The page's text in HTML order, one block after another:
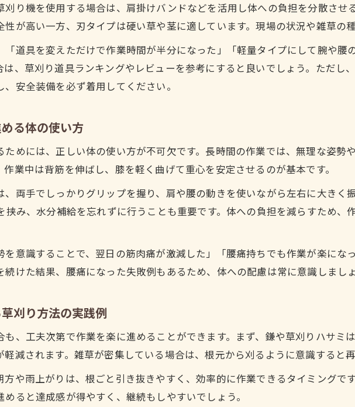
草刈りで安全を確保するための基本的な方法
事故防止のための草刈りのやり方と注意点
悪天候時の草刈り方法とリスク回避策
傾斜地で使える草刈り楽な道具の選び方
急斜面草刈り方法と作業時の体の使い方
り機を使用する場合は、肩掛けバンドなどを活用し体への負担を分散さ
が高い一方、刃タイプは硬い草や茎に適しています。現場の状況や雑草の
「道具を変えただけで作業時間が半分になった」「軽量タイプにして腕や
、草刈り道具ランキングやレビューを参考にすると良いでしょう。ただし
安全装備を必ず着用してください。
る体の使い方
ためには、正しい体の使い方が不可欠です。長時間の作業では、無理な姿勢
業中は背筋を伸ばし、膝を軽く曲げて重心を安定させるのが基本です。
両手でしっかりグリップを握り、肩や腰の動きを使いながら左右に大きく
挟み、水分補給を忘れずに行うことも重要です。体への負担を減らすため
意識することで、翌日の筋肉痛が激減した」「腰痛持ちでも作業が楽にな
続けた結果、腰痛になった失敗例もあるため、体への配慮は常に意識しまし
刈り方法の実践例
、工夫次第で作業を楽に進めることができます。まず、鎌や草刈りハサミ
軽減されます。雑草が密集している場合は、根元から刈るように意識すると
方や雨上がりは、根ごと引き抜きやすく、効率的に作業できるタイミングで
ると達成感が得やすく、継続もしやすいでしょう。